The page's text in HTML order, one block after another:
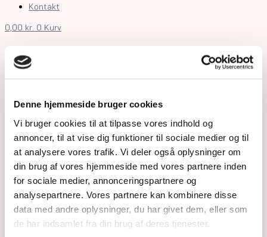
Denne hjemmeside bruger cookies
Vi bruger cookies til at tilpasse vores indhold og
annoncer, til at vise dig funktioner til sociale medier og til
at analysere vores trafik. Vi deler også oplysninger om
din brug af vores hjemmeside med vores partnere inden
for sociale medier, annonceringspartnere og
analysepartnere. Vores partnere kan kombinere disse
data med andre oplysninger, du har givet dem, eller som
de har indsamlet fra din brug af deres tjenester.
Kontakt
0,00 kr. 0 Kurv
Shop
Polerede Krystaller
Søheste, delfiner, fisk og skildpadder
Feer og drager
Måner, stjerner og kuber
Kranier og græskar
Gua Sha og Worrystone
Lommesten
Palmstone
Tårne